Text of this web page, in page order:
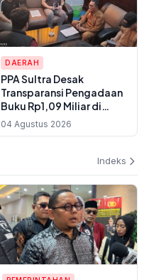
DAERAH
PPA Sultra Desak
Transparansi Pengadaan
Buku Rp1,09 Miliar di
Konawe, Plt Kadis Dikbud
Buka Suara soal Dua
04 Agustus 2026
Indeks